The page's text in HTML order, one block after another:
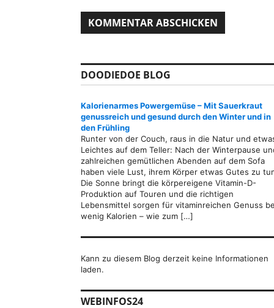
DOODIEDOE BLOG
Kalorienarmes Powergemüse – Mit Sauerkraut
genussreich und gesund durch den Winter und in
den Frühling
Runter von der Couch, raus in die Natur und
Leichtes auf dem Teller: Nach der Winterpause
zahlreichen gemütlichen Abenden auf dem Sofa
haben viele Lust, ihrem Körper etwas Gutes zu
Die Sonne bringt die körpereigene Vitamin-D-
Produktion auf Touren und die richtigen
Lebensmittel sorgen für vitaminreichen Genuss
wenig Kalorien – wie zum […]
Kann zu diesem Blog derzeit keine Informationen
laden.
WEBINFOS24